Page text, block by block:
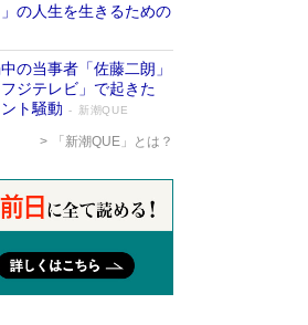
の人生を生きるための
の当事者「佐藤二朗」
ジテレビ」で起きた
ト騒動
新潮QUE
「新潮QUE」とは？